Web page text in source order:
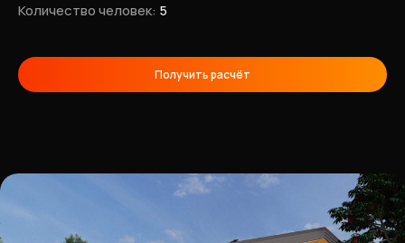
Количество человек: 5
Получить расчёт